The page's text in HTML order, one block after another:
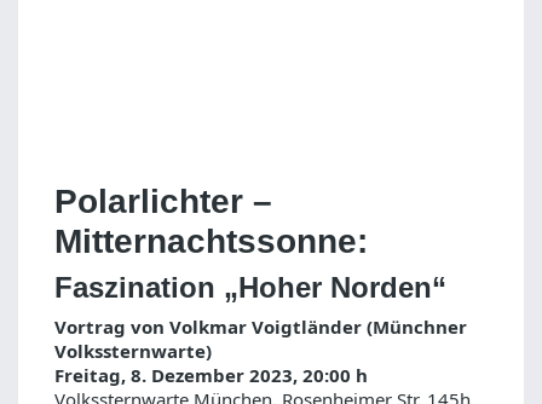
Polarlichter –
Mitternachtssonne:
Faszination „Hoher Norden“
Vortrag von Volkmar Voigtländer (Münchner
Volkssternwarte)
Freitag, 8. Dezember 2023, 20:00 h
Volkssternwarte München, Rosenheimer Str. 145h